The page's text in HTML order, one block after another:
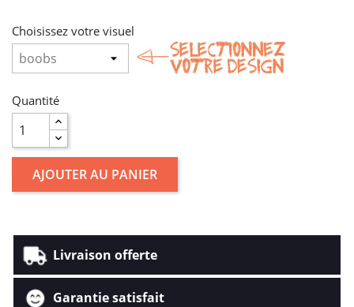
Choisissez votre visuel
Quantité
AJOUTER AU PANIER
Livraison offerte
Garantie satisfait